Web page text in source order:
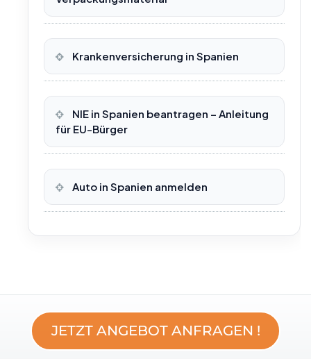
Krankenversicherung in Spanien
NIE in Spanien beantragen – Anleitung
für EU-Bürger
Auto in Spanien anmelden
JETZT ANGEBOT ANFRAGEN !